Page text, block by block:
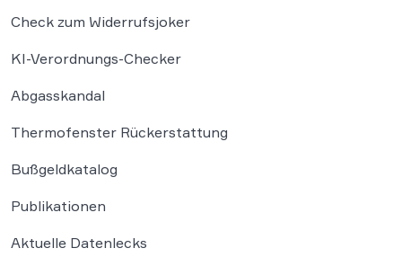
Check zum Widerrufsjoker
KI-Verordnungs-Checker
Abgasskandal
Thermofenster Rückerstattung
Bußgeldkatalog
Publikationen
Aktuelle Datenlecks